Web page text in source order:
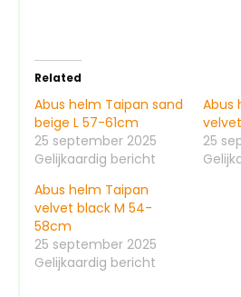
Related
Abus helm Taipan sand
beige L 57-61cm
25 september 2025
Gelijkaardig bericht
Abus
25
Abus helm Taipan
velvet black M 54-
58cm
25 september 2025
Gelijkaardig bericht